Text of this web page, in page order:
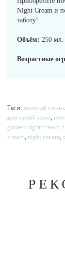
Night Cream и
заботу!
Объём: 250 мл.
Возрастные
Теги:золотой
для сухой кожи,
golden night cream
cream, night cream,